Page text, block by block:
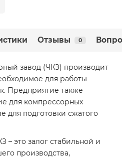
Отзывы 0
завод (ЧКЗ) производит
для работы
Предприятие также
для компрессорных
для подготовки сжатого
– это залог стабильной и
производства,